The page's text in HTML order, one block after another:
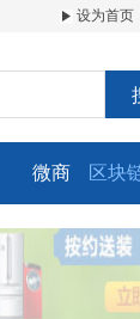
设为首页
微商 区块